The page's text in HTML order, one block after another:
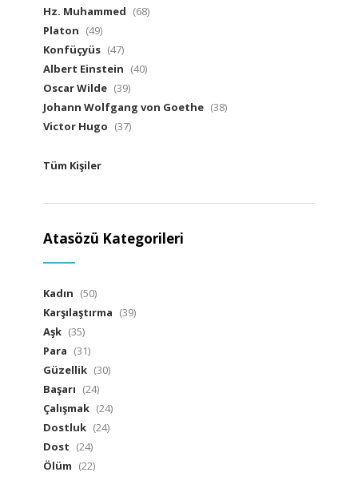
Hz. Muhammed (68)
Platon (49)
Konfüçyüs (47)
Albert Einstein (40)
Oscar Wilde (39)
Johann Wolfgang von Goethe (38)
Victor Hugo (37)
Tüm Kişiler
Atasözü Kategorileri
Kadın (50)
Karşılaştırma (39)
Aşk (35)
Para (31)
Güzellik (30)
Başarı (24)
Çalışmak (24)
Dostluk (24)
Dost (24)
Ölüm (22)